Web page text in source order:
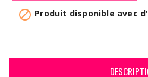
 Produit disponible avec